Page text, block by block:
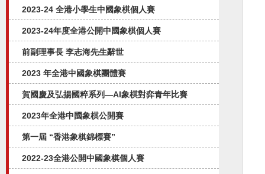
2023-24 全港小學生中國象棋個人賽
2023-24年度全港公開中國象棋個人賽
前副理事長 李志海先生辭世
2023 年全港中國象棋團體賽
賀國慶及弘揚國粹系列—AI象棋對弈⻘年比賽
2023年全港中國象棋公開賽
第一屆 “香港象棋錦標賽”
2022-23全港公開中國象棋個人賽